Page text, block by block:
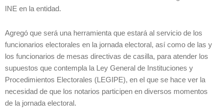
INE en la entidad.
Agregó que será una herramienta que estará al servicio de los
funcionarios electorales en la jornada electoral, así como de las y
los funcionarios de mesas directivas de casilla, para atender los
supuestos que contempla la Ley General de Instituciones y
Procedimientos Electorales (LEGIPE), en el que se hace ver la
necesidad de que los notarios participen en diversos momentos
de la jornada electoral.